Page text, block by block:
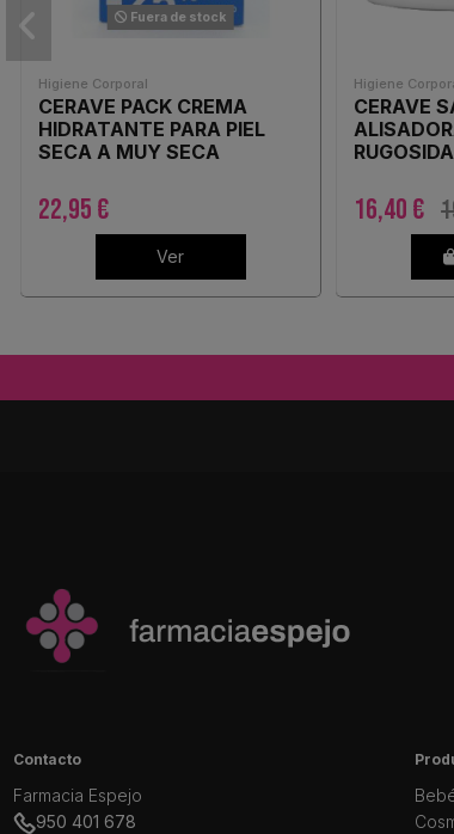
Fuera de stock
Higiene Corporal
CERAVE PACK CREMA
HIDRATANTE PARA PIEL
SECA A MUY SECA
22,95 €
Ver
Higiene
CERAVE
16,40 €
Contacto
Farmacia Espejo
950 401 678